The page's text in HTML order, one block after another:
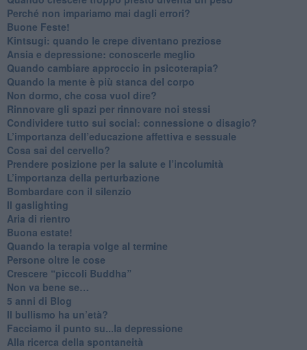
​Perché non impariamo mai dagli errori?
​Buone Feste!
​Kintsugi: quando le crepe diventano preziose
Ansia e depressione: conoscerle meglio
Quando cambiare approccio in psicoterapia?
​Quando la mente è più stanca del corpo
Non dormo, che cosa vuol dire?
​Rinnovare gli spazi per rinnovare noi stessi
​Condividere tutto sui social: connessione o disagio?
​L’importanza dell’educazione affettiva e sessuale
​Cosa sai del cervello?
Prendere posizione per la salute e l’incolumità
L’importanza della perturbazione
​Bombardare con il silenzio
Il gaslighting
Aria di rientro
Buona estate!
​Quando la terapia volge al termine
​Persone oltre le cose
​Crescere “piccoli Buddha”
Non va bene se…
​5 anni di Blog
​Il bullismo ha un’età?
Facciamo il punto su...la depressione
​Alla ricerca della spontaneità